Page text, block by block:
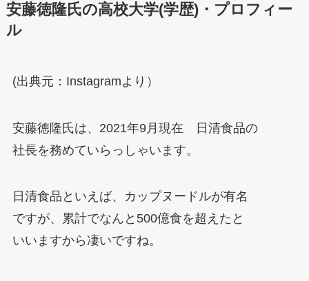
安藤徳隆氏の高校大学(学歴)・プロフィー
ル
(出典元：Instagramより）
安藤徳隆氏は、2021年9月現在 日清食品の
社長を務めていらっしゃいます。
日清食品といえば、カップヌードルが有名
ですが、累計でなんと500億食を超えたと
いいますから凄いですね。